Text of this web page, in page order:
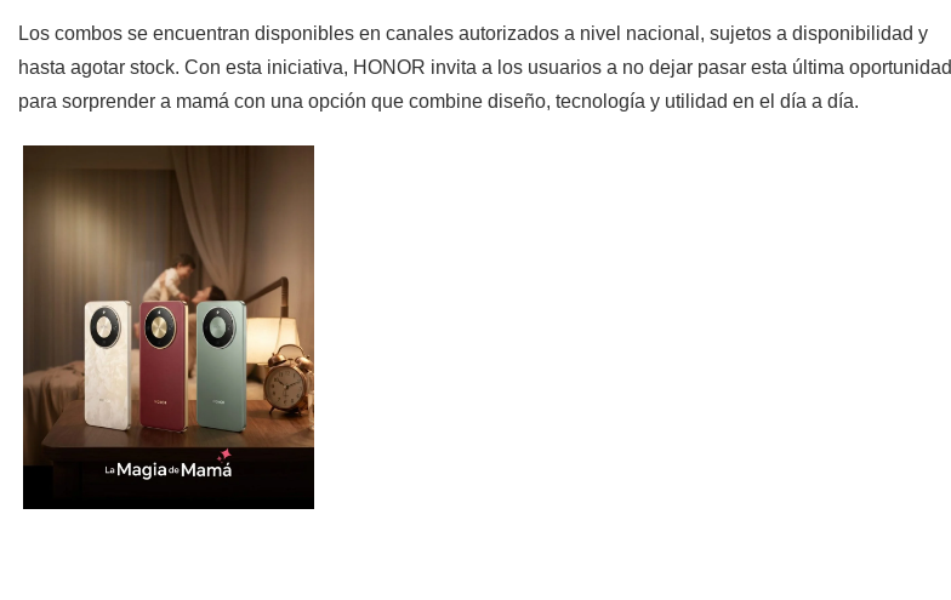
Los combos se encuentran disponibles en canales autorizados a nivel nacional, sujetos a disponibilidad y
hasta agotar stock. Con esta iniciativa, HONOR invita a los usuarios a no dejar pasar esta última oportunidad
para sorprender a mamá con una opción que combine diseño, tecnología y utilidad en el día a día.